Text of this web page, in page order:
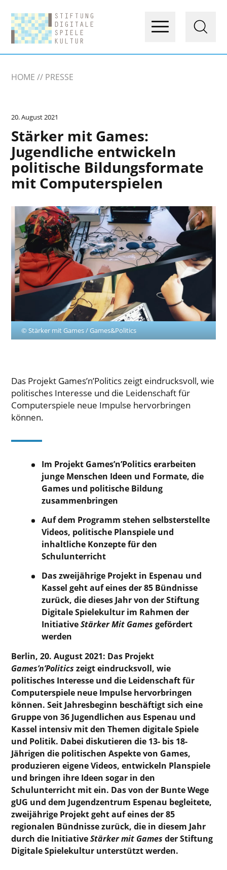
HOME PRESSE
20. August 2021
Stärker mit Games:
Jugendliche entwickeln
politische Bildungsformate
mit Computerspielen
© Stärker mit Games / Games&Politics
Das Projekt Games’n’Politics zeigt eindrucksvoll, wie
politisches Interesse und die Leidenschaft für
Computerspiele neue Impulse hervorbringen
können.
Im Projekt Games’n’Politics erarbeiten
junge Menschen Ideen und Formate, die
Games und politische Bildung
zusammenbringen
Auf dem Programm stehen selbsterstellte
Videos, politische Planspiele und
inhaltliche Konzepte für den
Schulunterricht
Das zweijährige Projekt in Espenau und
Kassel geht auf eines der 85 Bündnisse
zurück, die dieses Jahr von der Stiftung
Digitale Spielekultur im Rahmen der
InitiativeStärker Mit Games gefördert
werden
Berlin, 20. August 2021: Das Projekt
Games’n’Politics zeigt eindrucksvoll, wie
politisches Interesse und die Leidenschaft für
Computerspiele neue Impulse hervorbringen
können. Seit Jahresbeginn beschäftigt sich eine
Gruppe von 36 Jugendlichen aus Espenau und
Kassel intensiv mit den Themen digitale Spiele
und Politik. Dabei diskutieren die 13- bis 18-
Jährigen die politischen Aspekte von Games,
produzieren eigene Videos, entwickeln Planspiele
und bringen ihre Ideen sogar in den
Schulunterricht mit ein. Das von der Bunte Wege
gUG und dem Jugendzentrum Espenau begleitete,
zweijährige Projekt geht auf eines der 85
regionalen Bündnisse zurück, die in diesem Jahr
durch die InitiativeStärker mit Games der Stiftung
Digitale Spielekultur unterstützt werden.